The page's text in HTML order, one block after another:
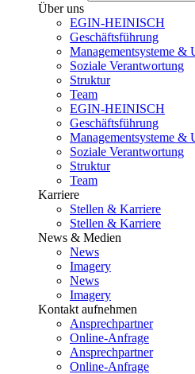
Über uns
EGIN-HEINISCH
Geschäftsführung
Managementsysteme &
Soziale Verantwortung
Struktur
Team
EGIN-HEINISCH
Geschäftsführung
Managementsysteme &
Soziale Verantwortung
Struktur
Team
Karriere
Stellen & Karriere
Stellen & Karriere
News & Medien
News
Imagery
News
Imagery
Kontakt aufnehmen
Ansprechpartner
Online-Anfrage
Ansprechpartner
Online-Anfrage